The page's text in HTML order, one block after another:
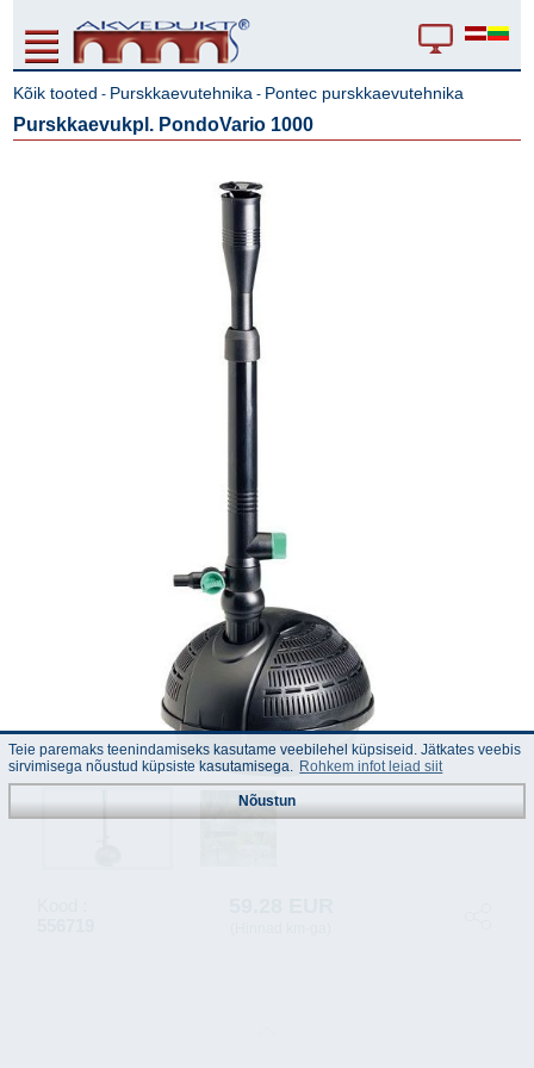
Kõik tooted - Purskkaevutehnika - Pontec purskkaevutehnika
Purskkaevukpl. PondoVario 1000
Teie paremaks teenindamiseks kasutame veebilehel küpsiseid. Jätkates veebis
sirvimisega nõustud küpsiste kasutamisega. Rohkem infot leiad siit
Nõustun